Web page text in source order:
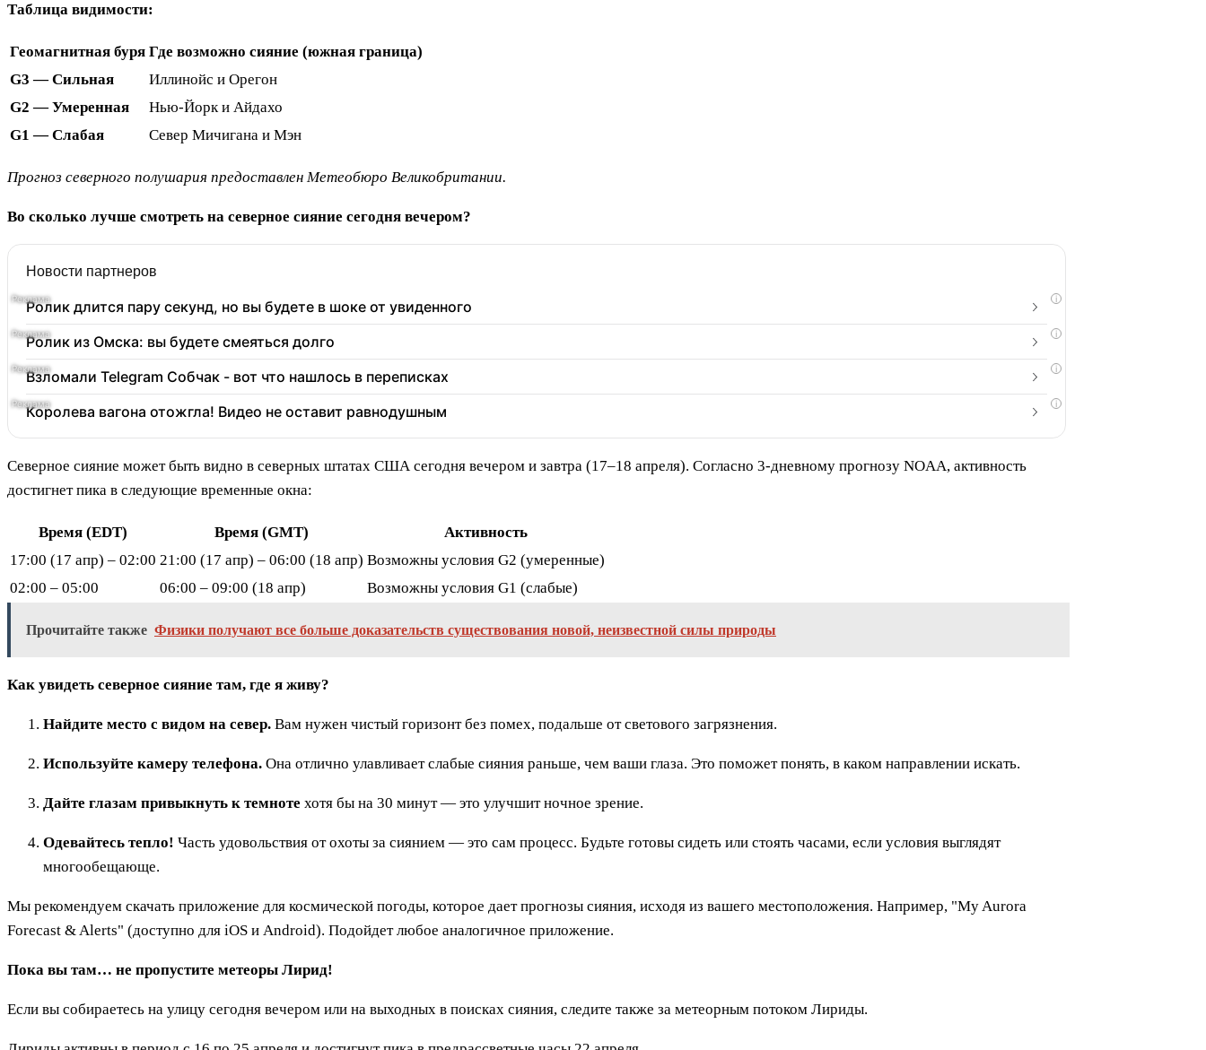
Таблица видимости:
Геомагнитная буря Где возможно сияние (южная граница)
G3 — Сильная
Иллинойс и Орегон
G2 — Умеренная
Нью-Йорк и Айдахо
G1 — Слабая
Север Мичигана и Мэн
Прогноз северного полушария предоставлен Метеобюро Великобритании.
Во сколько лучше смотреть на северное сияние сегодня вечером?
Новости партнеров
i
Ролик длится пару секунд, но вы будете в шоке от увиденного
i
Ролик из Омска: вы будете смеяться долго
i
Взломали Telegram Собчак - вот что нашлось в переписках
i
Королева вагона отожгла! Видео не оставит равнодушным
Северное сияние может быть видно в северных штатах США сегодня вечером и завтра (17–18 апреля). Согласно 3-дневному прогнозу NOAA, активность
достигнет пика в следующие временные окна:
Время (EDT) Время (GMT)
Активность
17:00 (17 апр) – 02:00 21:00 (17 апр) – 06:00 (18 апр) Возможны условия G2 (умеренные)
02:00 – 05:00
06:00 – 09:00 (18 апр) Возможны условия G1 (слабые)
Прочитайте также Физики получают все больше доказательств существования новой, неизвестной силы природы
Как увидеть северное сияние там, где я живу?
Найдите место с видом на север. Вам нужен чистый горизонт без помех, подальше от светового загрязнения.
Используйте камеру телефона. Она отлично улавливает слабые сияния раньше, чем ваши глаза. Это поможет понять, в каком направлении искать.
Дайте глазам привыкнуть к темноте хотя бы на 30 минут — это улучшит ночное зрение.
Одевайтесь тепло! Часть удовольствия от охоты за сиянием — это сам процесс. Будьте готовы сидеть или стоять часами, если условия выглядят
многообещающе.
Мы рекомендуем скачать приложение для космической погоды, которое дает прогнозы сияния, исходя из вашего местоположения. Например, "My Aurora
Forecast & Alerts" (доступно для iOS и Android). Подойдет любое аналогичное приложение.
Пока вы там… не пропустите метеоры Лирид!
Если вы собираетесь на улицу сегодня вечером или на выходных в поисках сияния, следите также за метеорным потоком Лириды.